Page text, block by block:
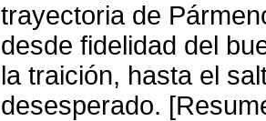
trayectoria de
desde fidelidad del
la traición, hasta el
desesperado.